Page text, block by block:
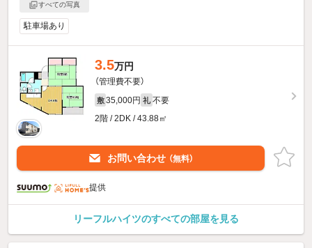
すべての写真
駐車場あり
3.5万円
（管理費不要）
敷 35,000円 礼 不要
2階 / 2DK / 43.88㎡
お問い合わせ （無料）
提供
リーフルハイツのすべての部屋を見る